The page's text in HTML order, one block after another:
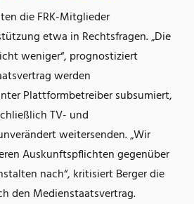
die FRK-Mitglieder
etwa in Rechtsfragen. „Die
weniger“, prognostiziert
werden
Plattformbetreiber subsumiert,
TV- und
weitersenden. „Wir
Auskunftspflichten gegenüber
nach“, kritisiert Berger die
den Medienstaatsvertrag.